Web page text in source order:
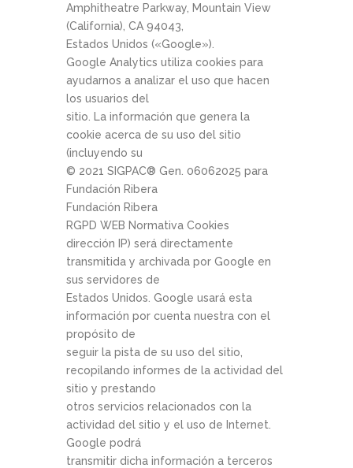
Amphitheatre Parkway, Mountain View
(California), CA 94043,
Estados Unidos («Google»).
Google Analytics utiliza cookies para
ayudarnos a analizar el uso que hacen
los usuarios del
sitio. La información que genera la
cookie acerca de su uso del sitio
(incluyendo su
© 2021 SIGPAC®­ Gen. 06­06­2025 para
Fundación Ribera
Fundación Ribera
RGPD WEB Normativa Cookies
dirección IP) será directamente
transmitida y archivada por Google en
sus servidores de
Estados Unidos. Google usará esta
información por cuenta nuestra con el
propósito de
seguir la pista de su uso del sitio,
recopilando informes de la actividad del
sitio y prestando
otros servicios relacionados con la
actividad del sitio y el uso de Internet.
Google podrá
transmitir dicha información a terceros